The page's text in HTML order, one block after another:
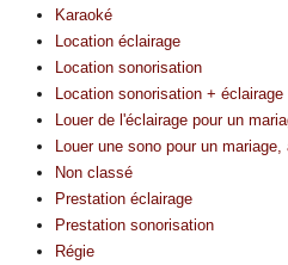
Karaoké
Location éclairage
Location sonorisation
Location sonorisation + éclairage
Louer de l'éclairage pour un
Louer une sono pour un
Non classé
Prestation éclairage
Prestation sonorisation
Régie